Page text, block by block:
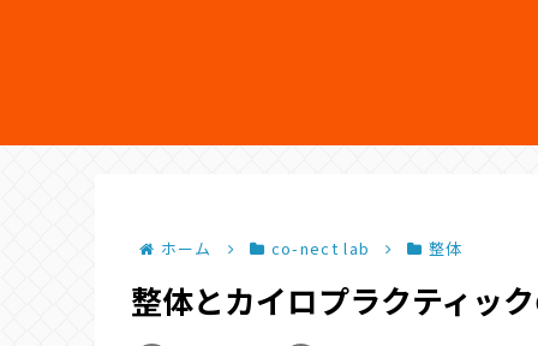
ホーム co-nect lab 整体
整体とカイロプラクティッ